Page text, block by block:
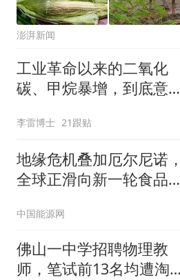
澎湃新闻
工业革命以来的二氧化
碳、甲烷暴增，到底意味
李雷博士 21跟贴
地缘危机叠加厄尔尼诺，
全球正滑向新一轮食品价
中国能源网
佛山一中学招聘物理教
师，笔试前13名均遭淘